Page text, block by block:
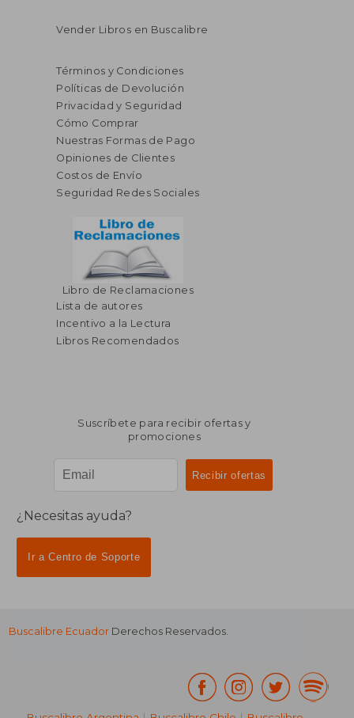
Vender Libros en Buscalibre
Términos y Condiciones
Políticas de Devolución
Privacidad y Seguridad
Cómo Comprar
Nuestras Formas de Pago
Opiniones de Clientes
Costos de Envío
Seguridad Redes Sociales
Libro de Reclamaciones
Lista de autores
Incentivo a la Lectura
Libros Recomendados
Suscríbete para recibir ofertas y
promociones
¿Necesitas ayuda?
Ir a Centro de Soporte
Buscalibre Ecuador Derechos Reservados.